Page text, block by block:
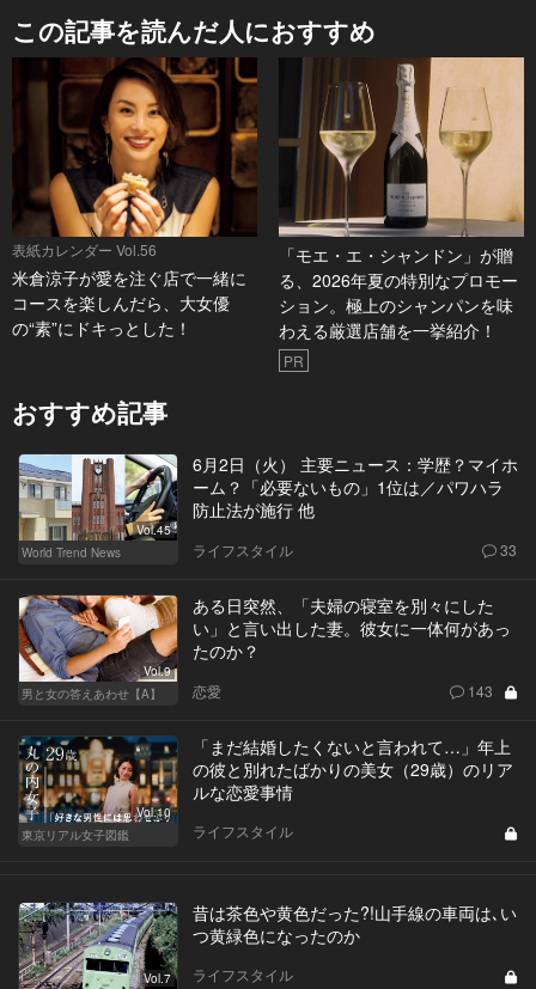
この記事を読んだ人におすすめ
表紙カレンダー Vol.56
米倉涼子が愛を注ぐ店で一緒に
コースを楽しんだら、大女優
の“素”にドキっとした！
「モエ・エ・シャンドン」が贈
る、2026年夏の特別なプロモー
ション。極上のシャンパンを味
わえる厳選店舗を一挙紹介！
PR
おすすめ記事
Vol.45
World Trend News
6月2日（火） 主要ニュース：学歴？マイホ
ーム？「必要ないもの」1位は／パワハラ
防止法が施行 他
ライフスタイル 33
Vol.9
男と女の答えあわせ【A】
ある日突然、「夫婦の寝室を別々にした
い」と言い出した妻。彼女に一体何があっ
たのか？
恋愛 143
Vol.10
東京リアル女子図鑑
「まだ結婚したくないと言われて…」年上
の彼と別れたばかりの美女（29歳）のリア
ルな恋愛事情
ライフスタイル
Vol.7
昔は茶色や黄色だった?!山手線の車両は､い
つ黄緑色になったのか
ライフスタイル